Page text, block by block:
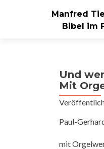
Manfred
Bibel im
Und
Mit
Paul-
mit